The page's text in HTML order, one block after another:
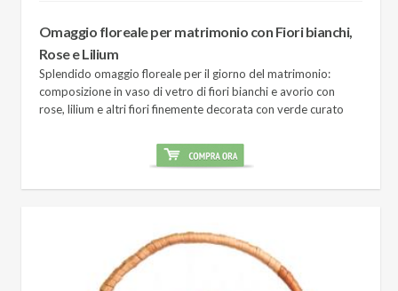
Omaggio floreale per matrimonio con Fiori bianchi,
Rose e Lilium
Splendido omaggio floreale per il giorno del matrimonio:
composizione in vaso di vetro di fiori bianchi e avorio con
rose, lilium e altri fiori finemente decorata con verde curato